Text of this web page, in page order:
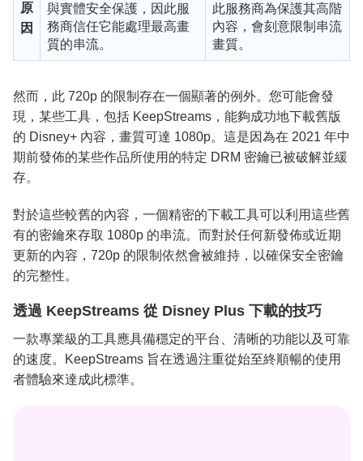
原
因
與實體安全保護，因此服
務商信任它能處理最高畫
質的串流。
此服務商為保護其高階
內容，會刻意限制串流
畫質。
然而，此 720p 的限制存在一個顯著的例外。您可能會發
現，某些工具，包括 KeepStreams，能夠成功地下載舊版
的 Disney+ 內容，畫質可達 1080p。這是因為在 2021 年中
期前發佈的某些作品所使用的特定 DRM 密鑰已被破解並緩
存。
對於這些較舊的內容，一個精密的下載工具可以利用這些舊
有的密鑰來存取 1080p 的串流。而對於任何新發佈或近期
更新的內容，720p 的限制依然會被維持，以確保安全密鑰
的完整性。
透過 KeepStreams 從 Disney Plus 下載的技巧
一款專業級的工具應具備穩定的平台、清晰的功能以及可靠
的速度。KeepStreams 旨在透過注重從始至終順暢的使用
者體驗來達成此標準。